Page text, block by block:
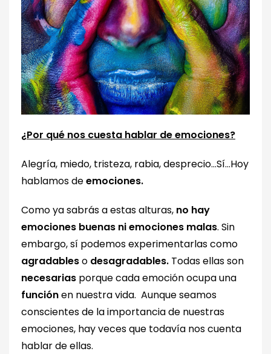
¿Por qué nos cuesta hablar de emociones?
Alegría, miedo, tristeza, rabia, desprecio…Sí…Hoy
hablamos deemociones.
Como ya sabrás a estas alturas, no hay
emociones buenas ni emociones malas. Sin
embargo, sí podemos experimentarlas como
agradableso desagradables. Todas ellas son
necesarias porque cada emoción ocupa una
funciónen nuestra vida. Aunque seamos
conscientes de la importancia de nuestras
emociones, hay veces que todavía nos cuenta
hablar de ellas.